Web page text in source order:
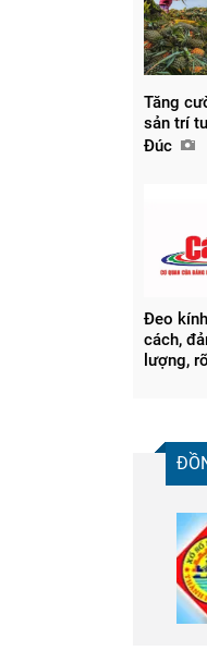
Tăng
sản trí
Đúc
Đeo
cách,
lượng,